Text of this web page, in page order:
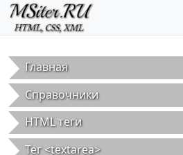
Перейти к основному содержанию
Главная
Справочники
HTML теги
Тег <textarea>